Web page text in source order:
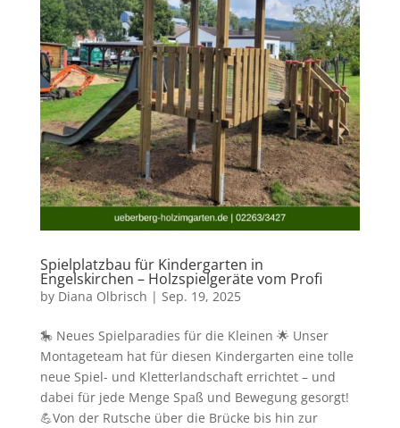
Spielplatzbau für Kindergarten in
Engelskirchen – Holzspielgeräte vom Profi
by Diana Olbrisch | Sep. 19, 2025
🎠 Neues Spielparadies für die Kleinen 🌟 Unser
Montageteam hat für diesen Kindergarten eine tolle
neue Spiel- und Kletterlandschaft errichtet – und
dabei für jede Menge Spaß und Bewegung gesorgt!
💪Von der Rutsche über die Brücke bis hin zur